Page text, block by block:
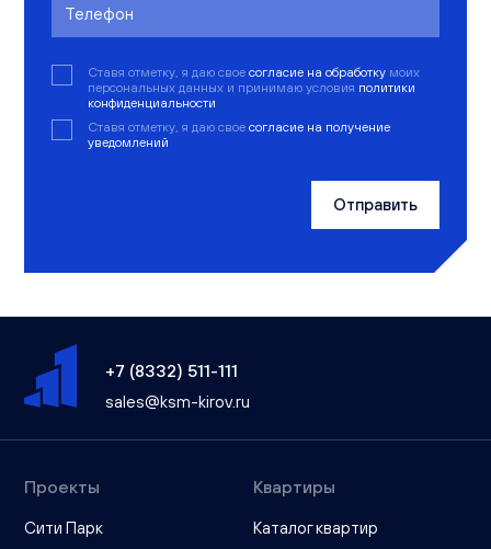
Ставя отметку, я даю свое согласие на обработку моих
персональных данных и принимаю условия политики
конфиденциальности
Ставя отметку, я даю свое согласие на получение
уведомлений
Отправить
+7 (8332) 511-111
sales@ksm-kirov.ru
Проекты
Сити Парк
Квартиры
Каталог квартир